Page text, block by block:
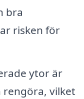
bra
risken för
ytor är
vilket